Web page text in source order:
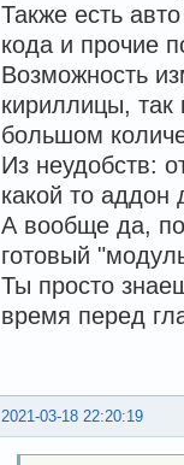
Также есть
кода и прочие
Возможность
кириллицы, так
большом
Из неудобств:
какой то аддон
А вообще да,
готовый
Ты просто
время перед
2021-03-18 22:20:19